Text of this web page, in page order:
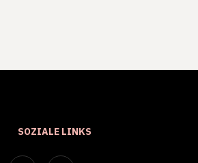
SOZIALE LINKS